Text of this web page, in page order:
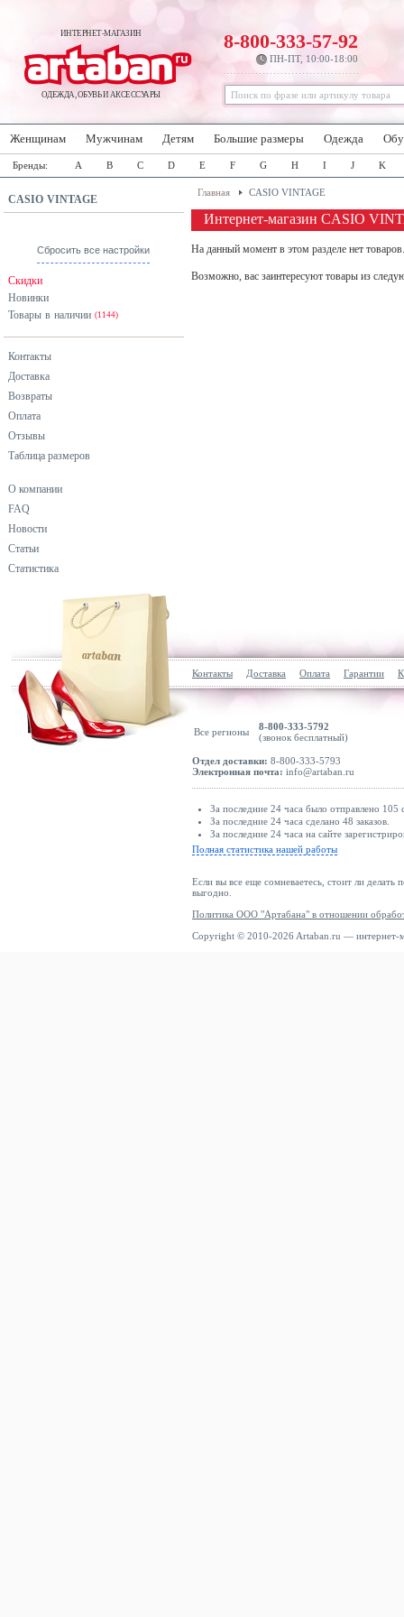
ИНТЕРНЕТ-МАГАЗИН
ОДЕЖДА, ОБУВЬ И АКСЕССУАРЫ
8-800-333-57-92
ПН-ПТ, 10:00-18:00
Женщинам Мужчинам Детям Большие размеры Одежда
Бренды: A B C D E F G H I J K
CASIO VINTAGE
Сбросить все настройки
Скидки
Новинки
Товары в наличии (1144)
Контакты
Доставка
Возвраты
Оплата
Отзывы
Таблица размеров
О компании
FAQ
Новости
Статьи
Статистика
Главная CASIO VINTAGE
Интернет-магазин CASIO
На данный момент в этом разделе нет
Возможно, вас заинтересуют товары из
Контакты Доставка Оплата Гарантии
Все регионы
8-800-333-5792
(звонок бесплатный)
Отдел доставки: 8-800-333-5793
Электронная почта: info@artaban.ru
За последние 24 часа было отправлено
За последние 24 часа сделано 48 заказов.
За последние 24 часа на сайте
Полная статистика нашей работы
Если вы все еще сомневаетесь, стоит ли делать
выгодно.
Политика ООО "Артабана" в отношении
Copyright © 2010-2026 Artaban.ru — интернет-